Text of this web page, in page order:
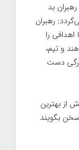
بد
رهبران
را
و تیم،
دست
از بهترین
بگویند